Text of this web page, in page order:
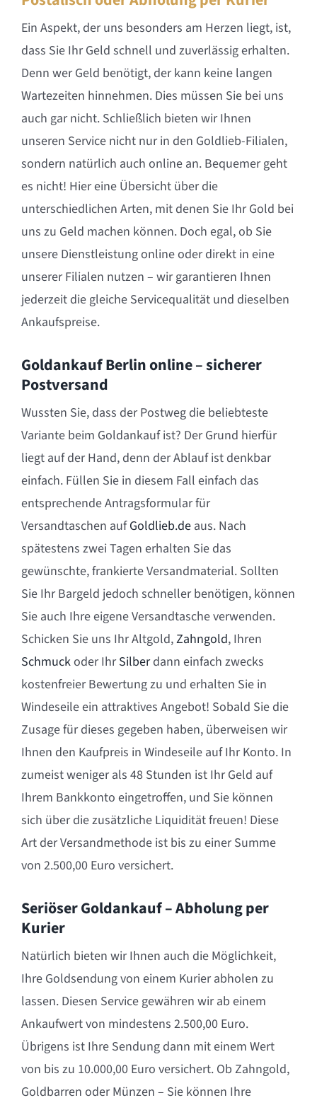
Ein Aspekt, der uns besonders am Herzen liegt, ist,
dass Sie Ihr Geld schnell und zuverlässig erhalten.
Denn wer Geld benötigt, der kann keine langen
Wartezeiten hinnehmen. Dies müssen Sie bei uns
auch gar nicht. Schließlich bieten wir Ihnen
unseren Service nicht nur in den Goldlieb-Filialen,
sondern natürlich auch online an. Bequemer geht
es nicht! Hier eine Übersicht über die
unterschiedlichen Arten, mit denen Sie Ihr Gold bei
uns zu Geld machen können. Doch egal, ob Sie
unsere Dienstleistung online oder direkt in eine
unserer Filialen nutzen – wir garantieren Ihnen
jederzeit die gleiche Servicequalität und dieselben
Ankaufspreise.
Goldankauf Berlin online – sicherer
Postversand
Wussten Sie, dass der Postweg die beliebteste
Variante beim Goldankauf ist? Der Grund hierfür
liegt auf der Hand, denn der Ablauf ist denkbar
einfach. Füllen Sie in diesem Fall einfach das
entsprechende Antragsformular für
Versandtaschen aufGoldlieb.deaus. Nach
spätestens zwei Tagen erhalten Sie das
gewünschte, frankierte Versandmaterial. Sollten
Sie Ihr Bargeld jedoch schneller benötigen, können
Sie auch Ihre eigene Versandtasche verwenden.
Schicken Sie uns Ihr Altgold,Zahngold, Ihren
Schmuckoder IhrSilberdann einfach zwecks
kostenfreier Bewertung zu und erhalten Sie in
Windeseile ein attraktives Angebot! Sobald Sie die
Zusage für dieses gegeben haben, überweisen wir
Ihnen den Kaufpreis in Windeseile auf Ihr Konto. In
zumeist weniger als 48 Stunden ist Ihr Geld auf
Ihrem Bankkonto eingetroffen, und Sie können
sich über die zusätzliche Liquidität freuen! Diese
Art der Versandmethode ist bis zu einer Summe
von 2.500,00 Euro versichert.
Seriöser Goldankauf – Abholung per
Kurier
Natürlich bieten wir Ihnen auch die Möglichkeit,
Ihre Goldsendung von einem Kurier abholen zu
lassen. Diesen Service gewähren wir ab einem
Ankaufwert von mindestens 2.500,00 Euro.
Übrigens ist Ihre Sendung dann mit einem Wert
von bis zu 10.000,00 Euro versichert. Ob Zahngold,
Goldbarren oder Münzen – Sie können Ihre